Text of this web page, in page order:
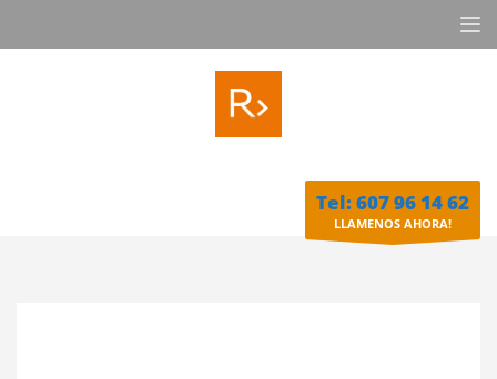
Tel: 607 96 14 62
LLAMENOS AHORA!